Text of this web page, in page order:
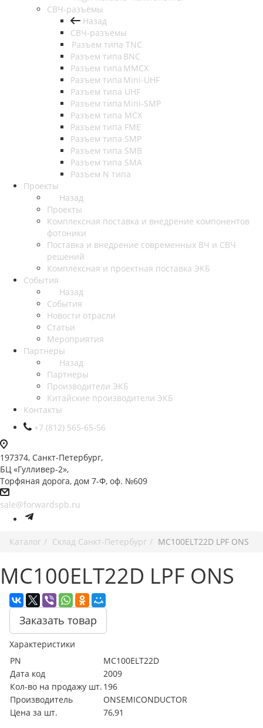
СВЧ-разъёмы
Назад
СВЧ-разъёмы
Разъем типа TNC
Разъем типа BNC
Разъем типа MMCX
Разъем типа Mini-UHF
Разъем типа UHF
Разъем типа Mini-SMP
Разъем типа MCX
Разъем типа FME
Разъем типа SMP
Разъем типа SMB
Разъем типа SMA
Разъем N типа
Проекты
Назад
Проекты
Комплексная поставка и внедрение компонентов
фотоники
Поставка и внедрение современных ВЧ и СВЧ
решений
Комплексная и проектная поставка ЭКБ
События
Назад
События
Новости отрасли
Статьи
Мероприятия
Партнеры
Назад
Партнеры
Производители ЭКБ
Китайские производители ЭКБ
Контакты
+7 (812) 565-65-56
197374, Санкт-Петербург,
БЦ «Гулливер-2»,
Торфяная дорога, дом 7-Ф, оф. №609
sale@forwardspb.ru
Каталог Cклад Санкт-Петербург MC100ELT22D LPF ONS
MC100ELT22D LPF ONS
Заказать товар
Характеристики
PN
MC100ELT22D
Дата код
2009
Кол-во на продажу шт. 196
Производитель
ONSEMICONDUCTOR
Цена за шт.
76,91